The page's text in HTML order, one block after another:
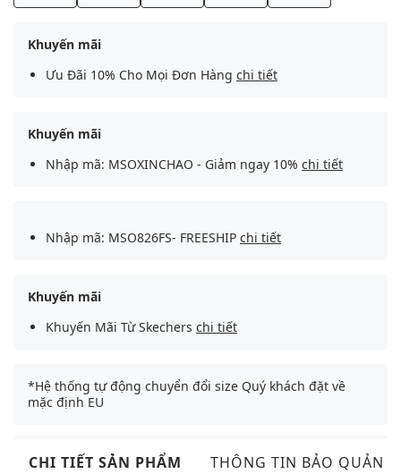
Khuyến mãi
Ưu Đãi 10% Cho Mọi Đơn Hàng chi tiết
Khuyến mãi
Nhập mã: MSOXINCHAO - Giảm ngay 10% chi tiết
Nhập mã: MSO826FS- FREESHIP chi tiết
Khuyến mãi
Khuyến Mãi Từ Skechers chi tiết
*Hệ thống tự động chuyển đổi size Quý khách đặt về
mặc định EU
CHI TIẾT SẢN PHẨM THÔNG TIN BẢO QUẢN